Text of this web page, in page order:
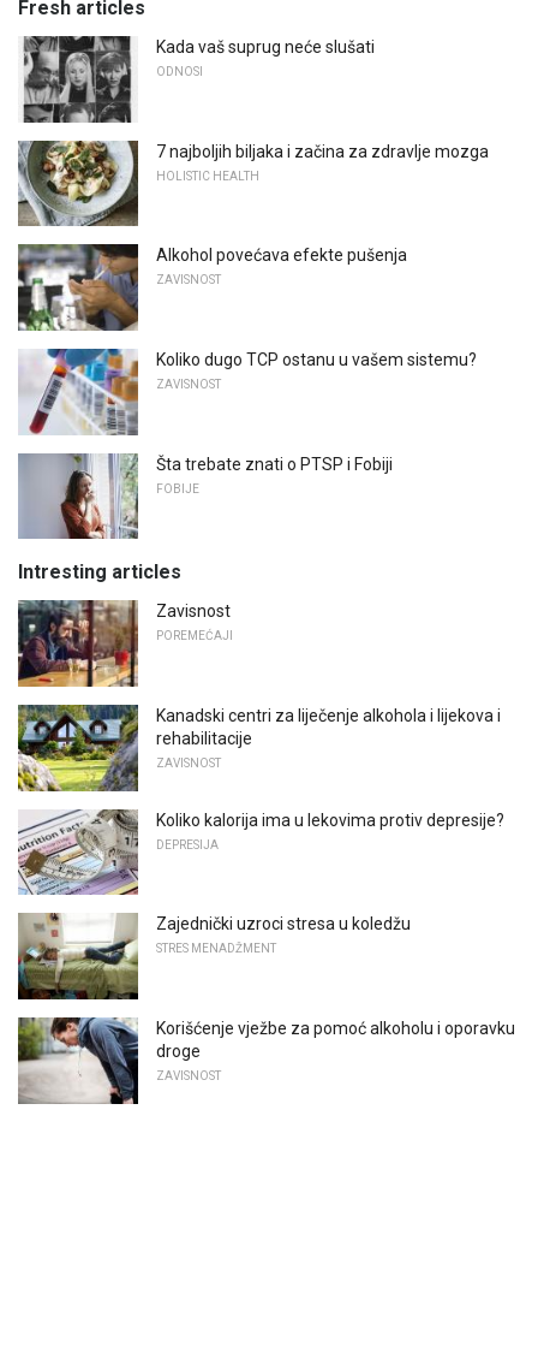
Fresh articles
Kada vaš suprug neće slušati
ODNOSI
7 najboljih biljaka i začina za zdravlje mozga
HOLISTIC HEALTH
Alkohol povećava efekte pušenja
ZAVISNOST
Koliko dugo TCP ostanu u vašem sistemu?
ZAVISNOST
Šta trebate znati o PTSP i Fobiji
FOBIJE
Intresting articles
Zavisnost
POREMEĆAJI
Kanadski centri za liječenje alkohola i lijekova i
rehabilitacije
ZAVISNOST
Koliko kalorija ima u lekovima protiv depresije?
DEPRESIJA
Zajednički uzroci stresa u koledžu
STRES MENADŽMENT
Korišćenje vježbe za pomoć alkoholu i oporavku
droge
ZAVISNOST